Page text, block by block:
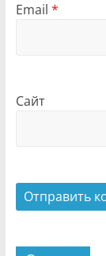
Email *
Сайт